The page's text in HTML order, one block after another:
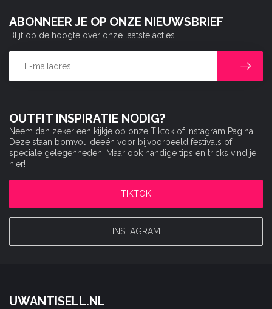
OUTFIT INSPIRATIE NODIG?
Neem dan zeker een kijkje op onze Tiktok of Instagram Pagina.
Deze staan bomvol ideeën voor bijvoorbeeld festivals of
speciale gelegenheden. Maar ook handige tips en tricks vind je
hier!
TIKTOK
INSTAGRAM
ABONNEER JE OP ONZE NIEUWSBRIEF
Blijf op de hoogte over onze laatste acties
UWANTISELL.NL